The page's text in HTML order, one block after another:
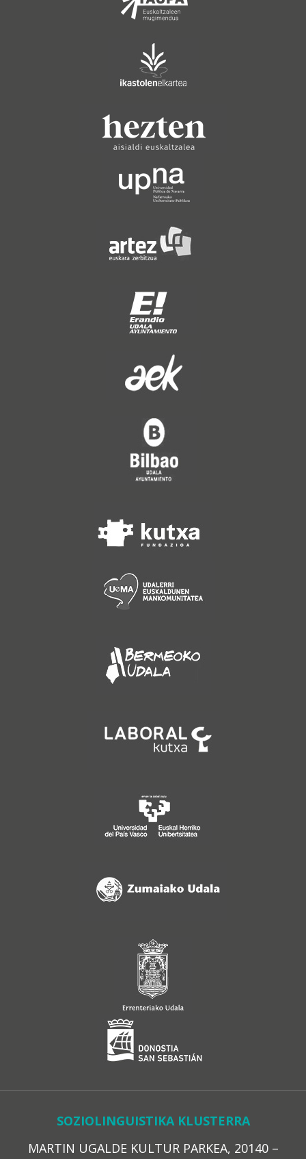
SOZIOLINGUISTIKA KLUSTERRA
MARTIN UGALDE KULTUR PARKEA, 20140 –